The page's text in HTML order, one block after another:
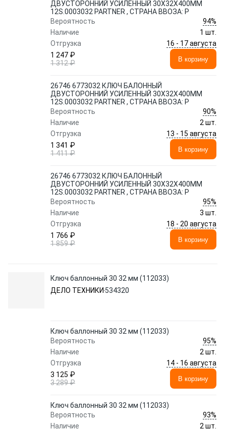
ДВУСТОРОННИЙ УСИЛЕННЫЙ 30Х32Х400ММ
12S.0003032 PARTNER , СТРАНА ВВОЗА: Р
Вероятность
94%
Наличие
1 шт.
Отгрузка
16 - 17 августа
1 247 ₽
1 312 ₽
В корзину
26746 6773032 КЛЮЧ БАЛОННЫЙ
ДВУСТОРОННИЙ УСИЛЕННЫЙ 30Х32Х400ММ
12S.0003032 PARTNER , СТРАНА ВВОЗА: Р
Вероятность
90%
Наличие
2 шт.
Отгрузка
13 - 15 августа
1 341 ₽
1 411 ₽
В корзину
26746 6773032 КЛЮЧ БАЛОННЫЙ
ДВУСТОРОННИЙ УСИЛЕННЫЙ 30Х32Х400ММ
12S.0003032 PARTNER , СТРАНА ВВОЗА: Р
Вероятность
95%
Наличие
3 шт.
Отгрузка
18 - 20 августа
1 766 ₽
1 859 ₽
В корзину
Ключ баллонный 30 32 мм (112033)
ДЕЛО ТЕХНИКИ 534320
Ключ баллонный 30 32 мм (112033)
Вероятность
95%
Наличие
2 шт.
Отгрузка
14 - 16 августа
3 125 ₽
3 289 ₽
В корзину
Ключ баллонный 30 32 мм (112033)
Вероятность
93%
Наличие
2 шт.